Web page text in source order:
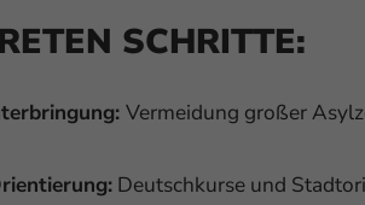
SCHRITTE:
Vermeidung großer
Deutschkurse und